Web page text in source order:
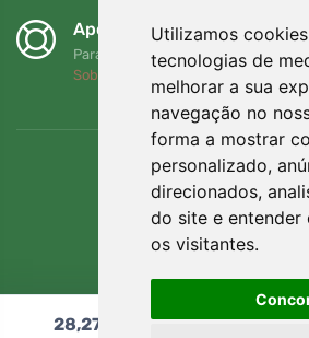
Utilizamos
tecnologias de
melhorar a sua
navegação no
forma a mostrar
personalizado,
direcionados,
do site e entender
os visitantes.
Apoiamos a Trees.org
Para cada encomenda plantamos
Sobre nós
28,27